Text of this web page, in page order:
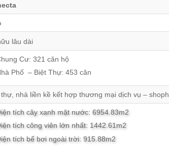
lâu dài
Cư: 321 căn hộ
Phố – Biệt Thự: 453 căn
thự, nhà liền kề kết hợp thương mại dịch vụ –
tích cây xanh mặt nước: 6954.83m2
tích công viên lớn nhất: 1442.61m2
tích bể bơi ngoài trời: 915.88m2